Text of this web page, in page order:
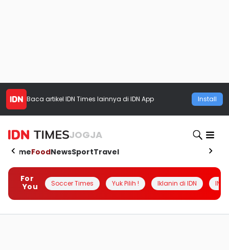
Baca artikel IDN Times lainnya di IDN App Install
JOGJA
HomeFoodNewsSportTravel
For
You
Soccer Times Yuk Pilih ! Iklanin di IDN